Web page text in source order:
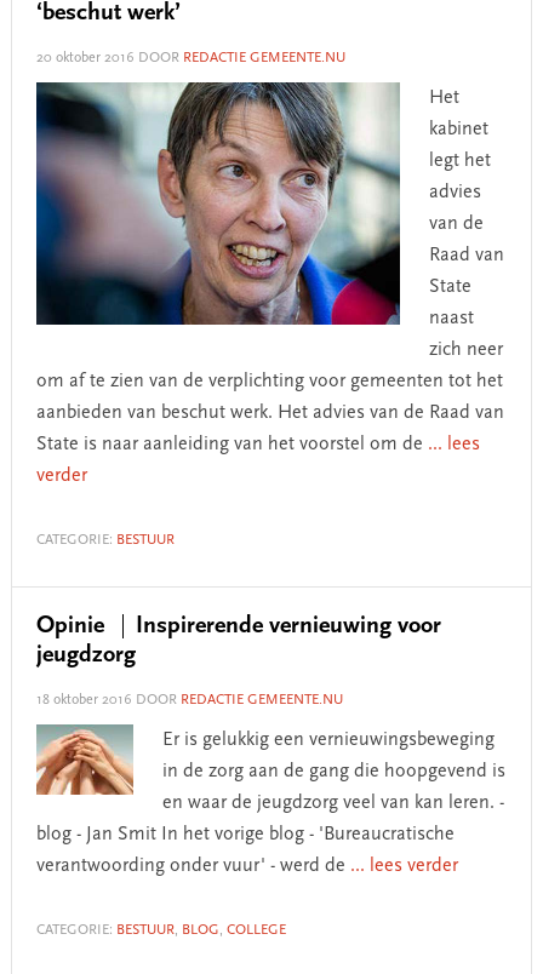
‘beschut werk’
20 oktober 2016 DOOR REDACTIE GEMEENTE.NU
Het
kabinet
legt het
advies
van de
Raad van
State
naast
zich neer
om af te zien van de verplichting voor gemeenten tot het
aanbieden van beschut werk. Het advies van de Raad van
State is naar aanleiding van het voorstel om de ... lees
verder
CATEGORIE: BESTUUR
Opinie
Inspirerende vernieuwing voor
jeugdzorg
18 oktober 2016 DOOR REDACTIE GEMEENTE.NU
Er is gelukkig een vernieuwingsbeweging
in de zorg aan de gang die hoopgevend is
en waar de jeugdzorg veel van kan leren. -
blog - Jan Smit In het vorige blog - 'Bureaucratische
verantwoording onder vuur' - werd de ... lees verder
CATEGORIE: BESTUUR, BLOG, COLLEGE